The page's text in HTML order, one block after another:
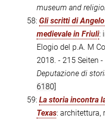
museum and
58: Gli scritti di
medievale in Friuli:
Elogio del p.A. M
2018. - 215 Seiten -
Deputazione di
6180]
59: La storia incontra
Texas: architettura,